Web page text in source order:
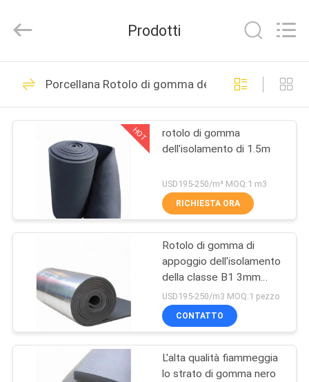
CASA
PRODOTTI
CIRCA
GIRO
FABBRICA
CONTROLLO
DI
QUALITÀ
Ltd..
Reserved.
Strato
dell'isolamento
della gomma di
nitrile
32
Strato di gomma di
NBR
31
31
Prodotti
Porcellana Rotolo di gomma dell'isolamento
HOT
rotolo di gomma
dell'isolamento di 1.5m
USD195-250/m³ MOQ:1 m3
RICHIESTA ORA
Rotolo di gomma di
appoggio dell'isolamento
della classe B1 3mm
dell'elastico del di
alluminio
USD195-250/m3 MOQ:1 pezzo
CONTATTO
L'alta qualità fiammeggia
lo strato di gomma nero